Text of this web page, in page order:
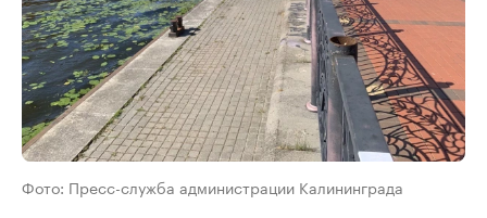
Фото: Пресс-служба администрации Калининграда